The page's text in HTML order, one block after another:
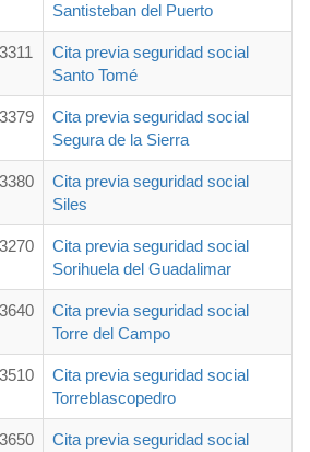
Santisteban del Puerto
Cita previa seguridad social
Santo Tomé
Cita previa seguridad social
Segura de la Sierra
Cita previa seguridad social
Siles
Cita previa seguridad social
Sorihuela del Guadalimar
Cita previa seguridad social
Torre del Campo
Cita previa seguridad social
Torreblascopedro
Cita previa seguridad social